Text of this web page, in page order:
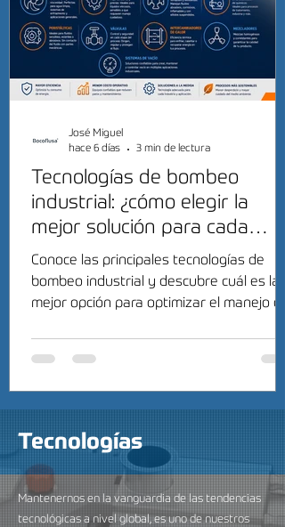
Tecnologías de bombeo
industrial: ¿cómo elegir la
mejor solución para cada
proceso?
Conoce las principales tecnologías de
bombeo industrial y descubre cuál es la
mejor opción para optimizar el manejo de
José Miguel
hace 6 días
3 min de lectura
Tecnologías
Mantenernos en la vanguardia de las tendencias
tecnológicas a nivel global, es uno de nuestros